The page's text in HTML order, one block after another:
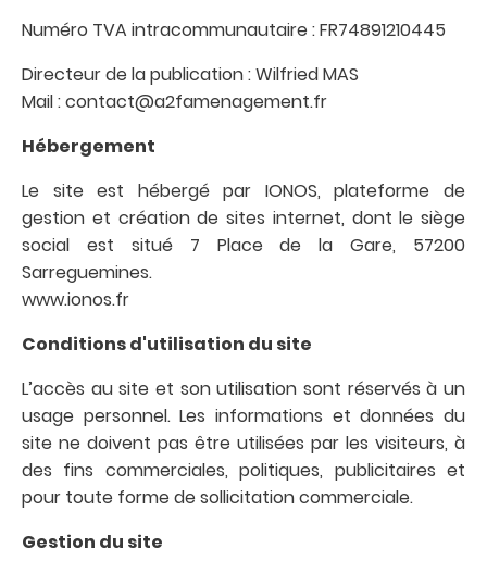
Numéro TVA intracommunautaire : FR74891210445
Directeur de la publication : Wilfried MAS
Mail : contact@a2famenagement.fr
Hébergement
Le site est hébergé par IONOS, plateforme de
gestion et création de sites internet, dont le siège
social est situé 7 Place de la Gare, 57200
Sarreguemines.
www.ionos.fr
Conditions d'utilisation du site
L’accès au site et son utilisation sont réservés à un
usage personnel. Les informations et données du
site ne doivent pas être utilisées par les visiteurs, à
des fins commerciales, politiques, publicitaires et
pour toute forme de sollicitation commerciale.
Gestion du site